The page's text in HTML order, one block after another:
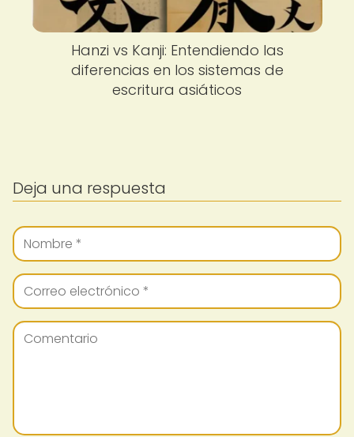
Hanzi vs Kanji: Entendiendo las
diferencias en los sistemas de
escritura asiáticos
Deja una respuesta